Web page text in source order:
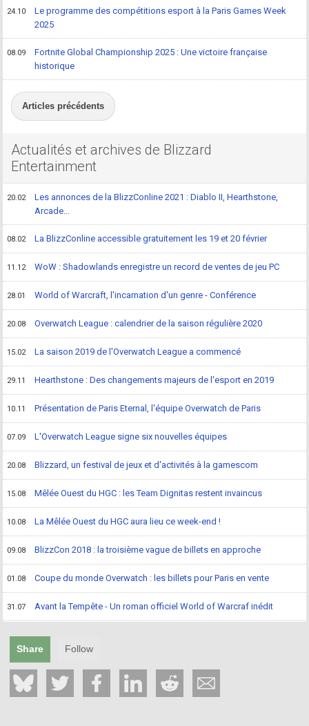
24.10
Le programme des compétitions esport à la Paris Games Week
2025
08.09
Fortnite Global Championship 2025 : Une victoire française
historique
Articles précédents
Actualités et archives de Blizzard
Entertainment
20.02
Les annonces de la BlizzConline 2021 : Diablo II, Hearthstone,
Arcade...
08.02 La BlizzConline accessible gratuitement les 19 et 20 février
11.12 WoW : Shadowlands enregistre un record de ventes de jeu PC
28.01 World of Warcraft, l'incarnation d'un genre - Conférence
20.08 Overwatch League : calendrier de la saison régulière 2020
15.02 La saison 2019 de l'Overwatch League a commencé
29.11 Hearthstone : Des changements majeurs de l'esport en 2019
10.11 Présentation de Paris Eternal, l'équipe Overwatch de Paris
07.09 L'Overwatch League signe six nouvelles équipes
20.08 Blizzard, un festival de jeux et d'activités à la gamescom
15.08 Mêlée Ouest du HGC : les Team Dignitas restent invaincus
10.08 La Mêlée Ouest du HGC aura lieu ce week-end !
09.08 BlizzCon 2018 : la troisième vague de billets en approche
01.08 Coupe du monde Overwatch : les billets pour Paris en vente
31.07 Avant la Tempête - Un roman officiel World of Warcraf inédit
Share Follow